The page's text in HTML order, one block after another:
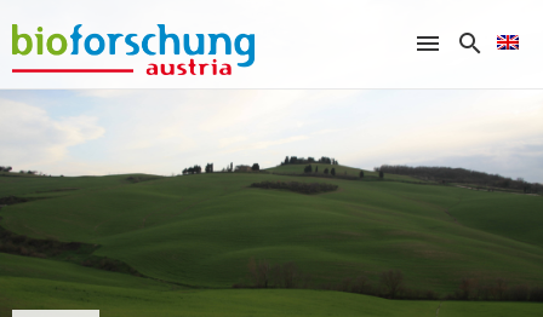
What are you looking for?